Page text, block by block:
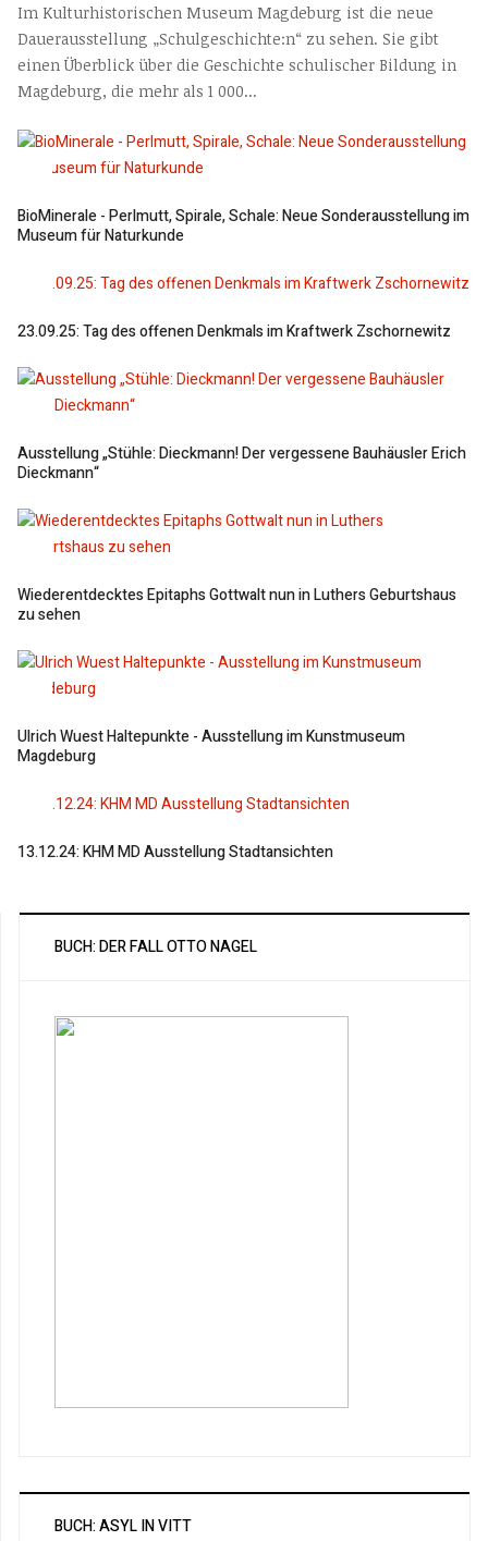
Im Kulturhistorischen Museum Magdeburg ist die neue
Dauerausstellung „Schulgeschichte:n“ zu sehen. Sie gibt
einen Überblick über die Geschichte schulischer Bildung in
Magdeburg, die mehr als 1 000...
BioMinerale - Perlmutt, Spirale, Schale: Neue Sonderausstellung im
Museum für Naturkunde
23.09.25: Tag des offenen Denkmals im Kraftwerk Zschornewitz
Ausstellung „Stühle: Dieckmann! Der vergessene Bauhäusler Erich
Dieckmann“
Wiederentdecktes Epitaphs Gottwalt nun in Luthers Geburtshaus
zu sehen
Ulrich Wuest Haltepunkte - Ausstellung im Kunstmuseum
Magdeburg
13.12.24: KHM MD Ausstellung Stadtansichten
BUCH: DER FALL OTTO NAGEL
BUCH: ASYL IN VITT